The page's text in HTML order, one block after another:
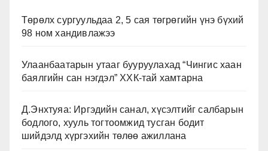
Төрөлх сургуульдаа 2, 5 сая төгрөгийн үнэ бүхий
98 ном хандивлажээ
Улаанбаатарын утааг бууруулахад “Чингис хаан
баялгийн сан нэгдэл” ХХК-тай хамтарна
Д.Энхтуяа: Иргэдийн санал, хүсэлтийг салбарын
бодлого, хууль тогтоомжид тусган бодит
шийдэлд хүргэхийн төлөө ажиллана